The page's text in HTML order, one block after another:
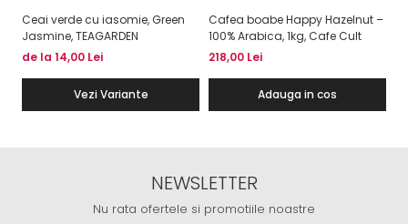
Ceai verde cu iasomie, Green
Jasmine, TEAGARDEN
de la 14,00 Lei
Vezi Variante
Cafea boabe Happy Hazelnut –
100% Arabica, 1kg, Cafe Cult
218,00 Lei
Adauga in cos
NEWSLETTER
Nu rata ofertele si promotiile noastre